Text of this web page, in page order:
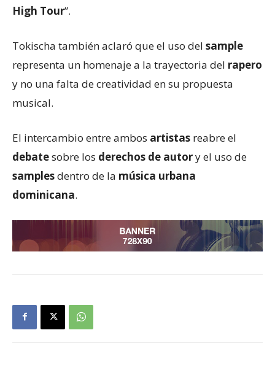
High Tour”.
Tokischa también aclaró que el uso del sample
representa un homenaje a la trayectoria del rapero
y no una falta de creatividad en su propuesta
musical.
El intercambio entre ambos artistas reabre el
debatesobre los derechos de autory el uso de
samplesdentro de la música urbana
dominicana.